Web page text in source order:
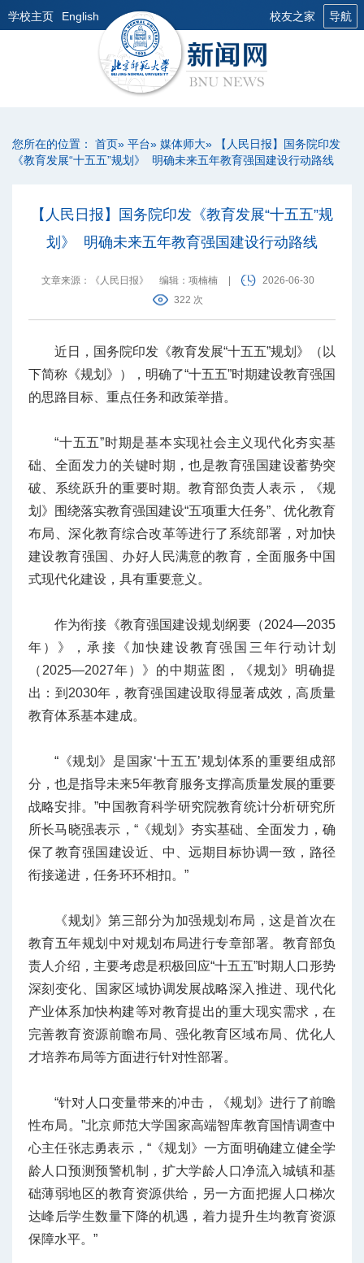
学校主页 English 校友之家 导航
您所在的位置： 首页» 平台» 媒体师大» 【人民日报】国务院印发
《教育发展“十五五”规划》 明确未来五年教育强国建设行动路线
【人民日报】国务院印发《教育发展“十五五”规
划》 明确未来五年教育强国建设行动路线
文章来源：《人民日报》 编辑：项楠楠
2026-06-30
322 次
近日，国务院印发《教育发展“十五五”规划》（以
下简称《规划》），明确了“十五五”时期建设教育强国
的思路目标、重点任务和政策举措。
“十五五”时期是基本实现社会主义现代化夯实基
础、全面发力的关键时期，也是教育强国建设蓄势突
破、系统跃升的重要时期。教育部负责人表示，《规
划》围绕落实教育强国建设“五项重大任务”、优化教育
布局、深化教育综合改革等进行了系统部署，对加快
建设教育强国、办好人民满意的教育，全面服务中国
式现代化建设，具有重要意义。
作为衔接《教育强国建设规划纲要（2024—2035
年）》，承接《加快建设教育强国三年行动计划
（2025—2027年）》的中期蓝图，《规划》明确提
出：到2030年，教育强国建设取得显著成效，高质量
教育体系基本建成。
“《规划》是国家‘十五五’规划体系的重要组成部
分，也是指导未来5年教育服务支撑高质量发展的重要
战略安排。”中国教育科学研究院教育统计分析研究所
所长马晓强表示，“《规划》夯实基础、全面发力，确
保了教育强国建设近、中、远期目标协调一致，路径
衔接递进，任务环环相扣。”
《规划》第三部分为加强规划布局，这是首次在
教育五年规划中对规划布局进行专章部署。教育部负
责人介绍，主要考虑是积极回应“十五五”时期人口形势
深刻变化、国家区域协调发展战略深入推进、现代化
产业体系加快构建等对教育提出的重大现实需求，在
完善教育资源前瞻布局、强化教育区域布局、优化人
才培养布局等方面进行针对性部署。
“针对人口变量带来的冲击，《规划》进行了前瞻
性布局。”北京师范大学国家高端智库教育国情调查中
心主任张志勇表示，“《规划》一方面明确建立健全学
龄人口预测预警机制，扩大学龄人口净流入城镇和基
础薄弱地区的教育资源供给，另一方面把握人口梯次
达峰后学生数量下降的机遇，着力提升生均教育资源
保障水平。”